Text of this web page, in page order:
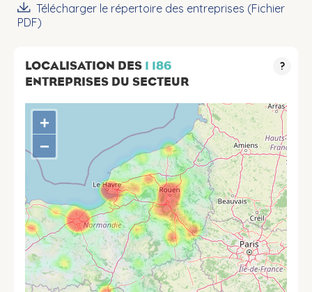
Télécharger le répertoire des entreprises (Fichier
PDF)
LOCALISATION DES 1 186
ENTREPRISES DU SECTEUR
?
+
−